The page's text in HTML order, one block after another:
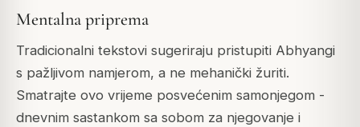
Mentalna priprema
Tradicionalni tekstovi sugeriraju pristupiti Abhyangi
s pažljivom namjerom, a ne mehanički žuriti.
Smatrajte ovo vrijeme posvećenim samonjegom -
dnevnim sastankom sa sobom za njegovanje i